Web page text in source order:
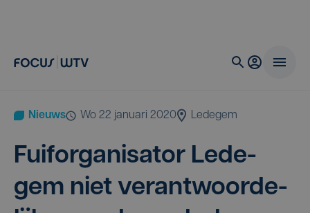
Nieuws wo 22 januari 2020 Ledegem
Fui­for­ga­ni­sa­tor Lede­
gem niet ver­ant­woor­de­